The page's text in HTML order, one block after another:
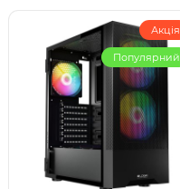
Акція
Популярний